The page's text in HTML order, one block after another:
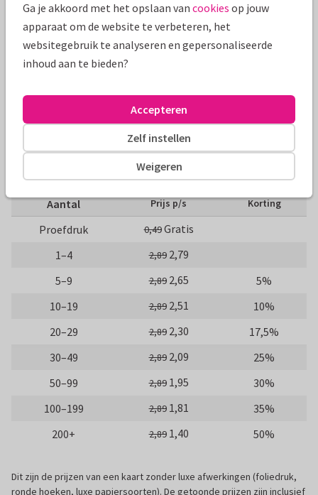
foto's door eigen foto's. Als enkele-of dubbele kaart te
gebruiken.
Alle kaarten zijn helemaal naar wens aan te passen
Formaten en tarieven
14 x 14 cm
Aantal Prijs p/s Korting
Proefdruk 0,49Gratis
1–4
2,89 2,79
5–9
2,89 2,65
5%
10–19
2,89 2,51
10%
20–29
2,89 2,30
17,5%
30–49
2,89 2,09
25%
50–99
2,89 1,95
30%
100–199
2,89 1,81
35%
200+
2,89 1,40 50%
Dit zijn de prijzen van een kaart zonder luxe afwerkingen (foliedruk,
ronde hoeken, luxe papiersoorten). De getoonde prijzen zijn inclusief
Ga je akkoord met het opslaan van cookies op jouw
apparaat om de website te verbeteren, het
websitegebruik te analyseren en gepersonaliseerde
inhoud aan te bieden?
Weigeren
Zelf instellen
Accepteren